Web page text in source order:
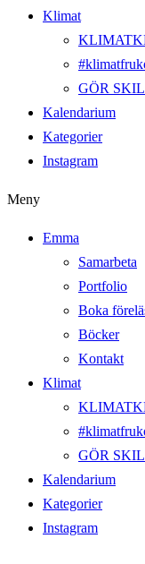
Klimat
GÖR
Kalendarium
Kategorier
Instagram
Meny
Emma
Samarbeta
Portfolio
Boka
Böcker
Kontakt
Klimat
GÖR
Kalendarium
Kategorier
Instagram